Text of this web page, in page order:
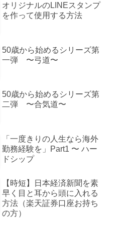
オリジナルのLINEスタンプ
を作って使用する方法
50歳から始めるシリーズ第
一弾 〜弓道〜
50歳から始めるシリーズ第
二弾 〜合気道〜
「一度きりの人生なら海外
勤務経験を」Part1 〜 ハー
ドシップ
【時短】日本経済新聞を素
早く目と耳から頭に入れる
方法（楽天証券口座お持ち
の方）